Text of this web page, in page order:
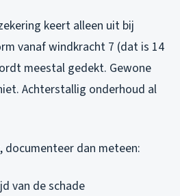
keert alleen uit bij
vanaf windkracht 7 (dat is 14
meestal gedekt. Gewone
Achterstallig onderhoud al
documenteer dan meteen:
van de schade